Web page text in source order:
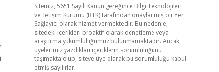
Sitemiz, 5651 Sayılı Kanun gereğince Bilgi Teknolojileri
ve İletişim Kurumu (BTK) tarafından onaylanmış bir Yer
Sağlayıcı olarak hizmet vermektedir. Bu nedenle,
sitedeki içerikleri proaktif olarak denetleme veya
araştırma yükümlülüğümüz bulunmamaktadır. Ancak,
üyelerimiz yazdıkları içeriklerin sorumluluğunu
taşımakta olup, siteye üye olarak bu sorumluluğu kabul
etmiş sayılırlar.